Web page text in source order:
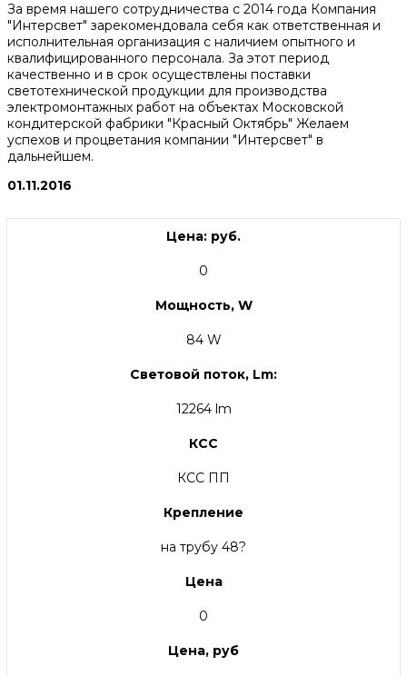
За время нашего сотрудничества с 2014 года Компания
"Интерсвет" зарекомендовала себя как ответственная и
исполнительная организация с наличием опытного и
квалифицированного персонала. За этот период
качественно и в срок осуществлены поставки
светотехнической продукции для производства
электромонтажных работ на объектах Московской
кондитерской фабрики "Красный Октябрь" Желаем
успехов и процветания компании "Интерсвет" в
дальнейшем.
01.11.2016
Цена: руб.
0
Мощность, W
84 W
Световой поток, Lm:
12264 lm
КСС
КСС ПП
Крепление
на трубу 48?
Цена
0
Цена, руб